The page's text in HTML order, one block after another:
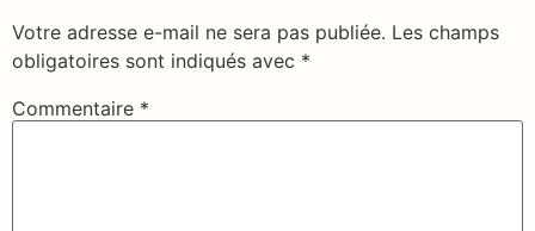
Votre adresse e-mail ne sera pas publiée. Les champs
obligatoires sont indiqués avec *
Commentaire *